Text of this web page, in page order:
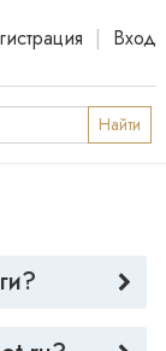
| Вход
Найти